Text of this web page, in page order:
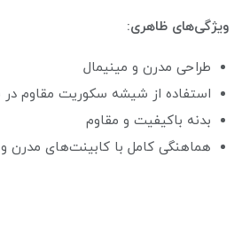
ویژگی‌های ظاهری:
طراحی مدرن و مینیمال
استفاده از شیشه سکوریت مقاوم در
بدنه باکیفیت و مقاوم
هماهنگی کامل با کابینت‌های مدرن